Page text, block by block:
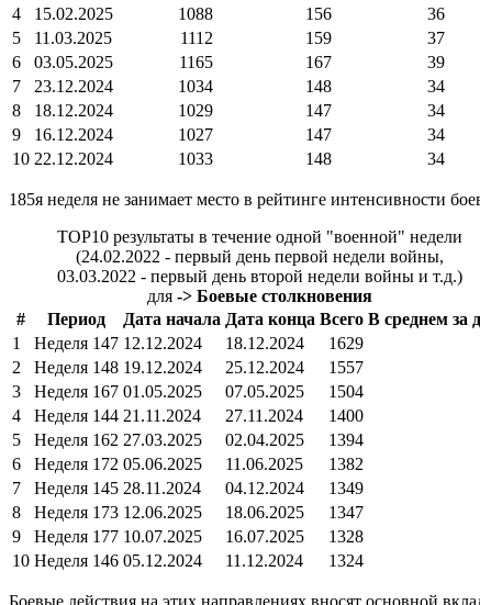
4
15.02.2025 1088 156 36
5
11.03.2025 1112 159 37
6
03.05.2025 1165 167 39
7
23.12.2024 1034 148 34
8
18.12.2024 1029 147 34
9
16.12.2024 1027 147 34
10 22.12.2024 1033 148 34
185я неделя не занимает место в рейтинге интенсивности
TOP10 результаты в течение одной "военной" недели
(24.02.2022 - первый день первой недели войны,
03.03.2022 - первый день второй недели войны и т.д.)
для -> Боевые столкновения
#
Период Дата начала Дата конца Всего В среднем за
1
Неделя 147 12.12.2024 18.12.2024 1629
2
Неделя 148 19.12.2024 25.12.2024 1557
3
Неделя 167 01.05.2025 07.05.2025 1504
4
Неделя 144 21.11.2024 27.11.2024 1400
5
Неделя 162 27.03.2025 02.04.2025 1394
6
Неделя 172 05.06.2025 11.06.2025 1382
7
Неделя 145 28.11.2024 04.12.2024 1349
8
Неделя 173 12.06.2025 18.06.2025 1347
9
Неделя 177 10.07.2025 16.07.2025 1328
10 Неделя 146 05.12.2024 11.12.2024 1324
Боевые действия на этих направлениях вносят основной